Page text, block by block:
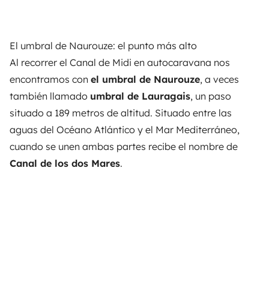
El umbral de Naurouze: el punto más alto
Al recorrer el Canal de Midi en autocaravana nos
encontramos con el umbral de Naurouze, a veces
también llamado umbral de Lauragais, un paso
situado a 189 metros de altitud. Situado entre las
aguas del Océano Atlántico y el Mar Mediterráneo,
cuando se unen ambas partes recibe el nombre de
Canal de los dos Mares.